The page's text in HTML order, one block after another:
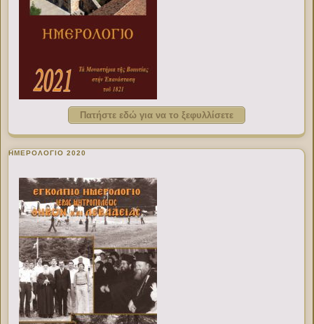
Πατήστε εδώ για να το ξεφυλλίσετε
ΗΜΕΡΟΛΟΓΙΟ 2020